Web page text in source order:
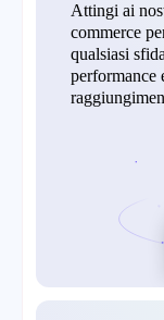
Attingi ai
commerce
qualsiasi
performance